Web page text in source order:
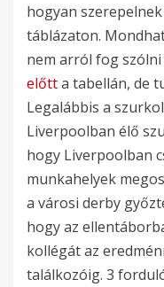
hogyan
táblázaton.
nem arról fog
előtta tabellán, de
Legalábbis a
Liverpoolban élő
hogy Liverpoolban
munkahelyek
a városi derby
hogy az
kollégát az
találkozóig. 3